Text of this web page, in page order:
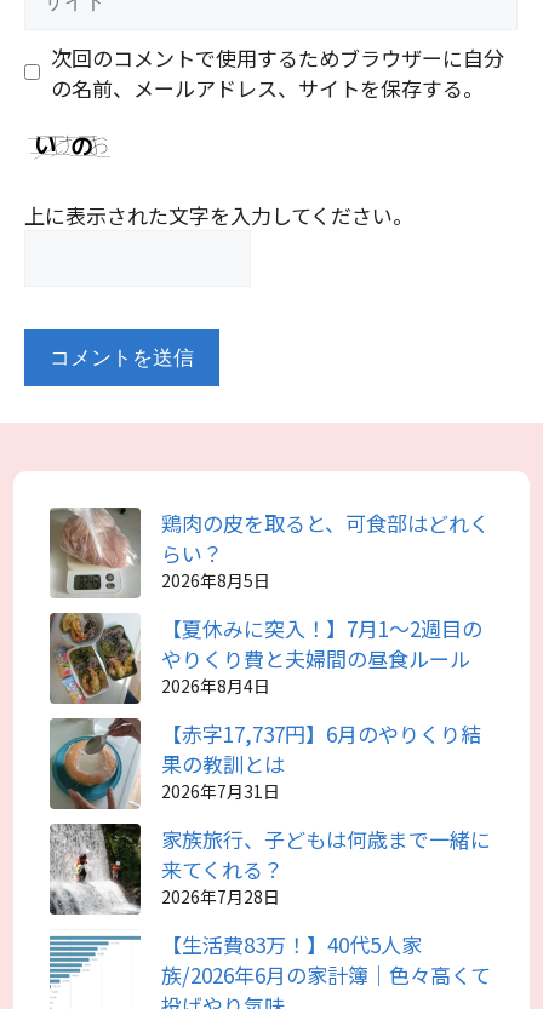
次回のコメントで使用するためブラウザーに自分
の名前、メールアドレス、サイトを保存する。
上に表示された文字を入力してください。
鶏肉の皮を取ると、可食部はどれく
らい？
2026年8月5日
【夏休みに突入！】7月1～2週目の
やりくり費と夫婦間の昼食ルール
2026年8月4日
【赤字17,737円】6月のやりくり結
果の教訓とは
2026年7月31日
家族旅行、子どもは何歳まで一緒に
来てくれる？
2026年7月28日
【生活費83万！】40代5人家
族/2026年6月の家計簿｜色々高くて